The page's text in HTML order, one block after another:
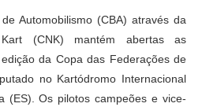
Automobilismo (CBA) através da
(CNK) mantém abertas as
da Copa das Federações de
no Kartódromo Internacional
(ES). Os pilotos campeões e vice-